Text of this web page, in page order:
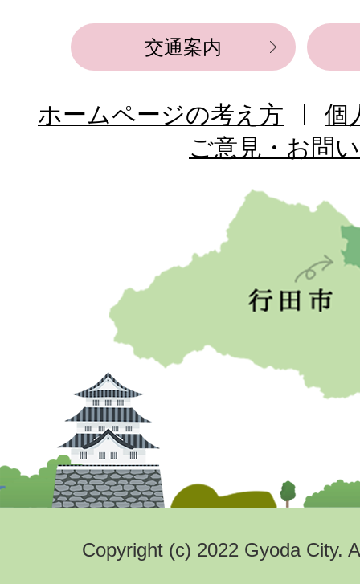
交通案内
ホームページの考え方
個
ご意見・お問
Copyright (c) 2022 Gyoda City.